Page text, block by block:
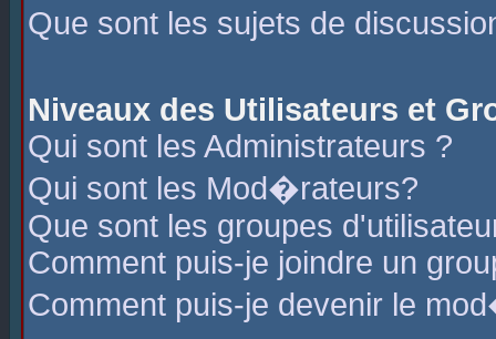
Que sont les sujets de
Niveaux des Utilisateurs et
Qui sont les Administrateurs ?
Qui sont les Mod�rateurs?
Que sont les groupes
Comment puis-je joindre un
Comment puis-je devenir le